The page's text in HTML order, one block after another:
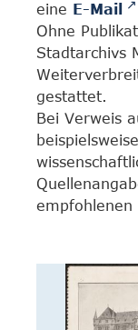
eine E-Mail
Ohne
Stadtarchivs
gestattet.
Bei Verweis
empfohlenen